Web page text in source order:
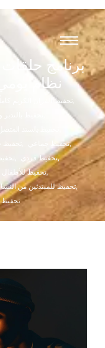
برنامج
نظام
تحفيظ القرآن الكريم كاملًا,
تحفيظ بالتدبر
تحفيظ بالسند
تحفيظ جماعي,
تحفيظ فردي,
تحفيظ للأطفال,
تحفيظ للمبتدئين من,
تحفيظ